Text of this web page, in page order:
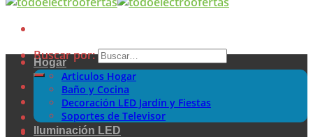
Buscar por:
Hogar
Articulos Hogar
Baño y Cocina
Decoración LED Jardín y Fiestas
Soportes de Televisor
Iluminación LED